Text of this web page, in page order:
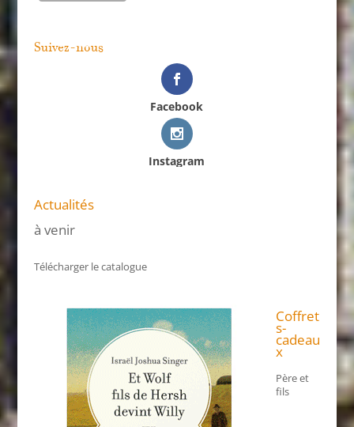
Suivez-nous
Facebook
Instagram
Actualités
à venir
Télécharger le catalogue
Coffret
s-
cadeau
x
Père et
fils